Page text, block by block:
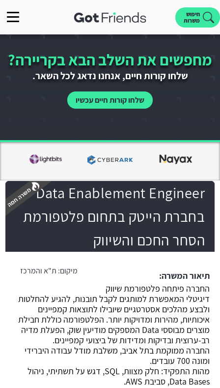
חיפוש
משרות
מחפשים את השלב הבא בקריירה?
שלחו קורות חיים, אנחנו נדאג לכל השאר.
שלחו קורות חיים עכשיו
Data Enablement Engineer
בחברת הייטק בתחום פלטפורמת
הסחר החכם והשיווק
מיקום: ת"א והמרכז
תיאור המשרה:
החברה פיתחה פלטפורמת שיווק
דיגיטלי המאפשרת למותגים לקבל תובנות, להגיע להחלטות
ולבצע מהלכים אסטרטגיים שיובילו לתוצאות קמפיינים
איכותיות, מהירות ומדויקות יותר. הפלטפורמה כוללת חבילת
מוצרים מבוססי Data המספקים מודיעין שוק, הפעלת מדיה
רב-ערוצית ובדיקות ומדידות של ביצועי קמפיינים.
החברה ממוקמת בתל אביב, משלבת מודל עבודה היברידי
ומונה 700 עובדים.
מהות התפקיד: חלק מצוות, SQL, דגש על תשתיתי, ניהול
Data Bases, סביבת AWS.